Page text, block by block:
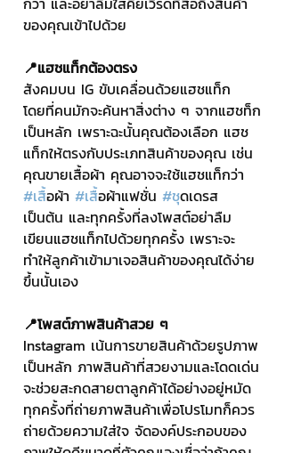
ของคุณเข้าไปด้วย
📍แฮชแท็กต้องตรง
สังคมบน IG ขับเคลื่อนด้วยแฮชแท็ก
โดยที่คนมักจะค้นหาสิ่งต่าง ๆ จากแฮชท็ก
เป็นหลัก เพราะฉะนั้นคุณต้องเลือก แฮช
แท็กให้ตรงกับประเภทสินค้าของคุณ เช่น
คุณขายเสื้อผ้า คุณอาจจะใช้แฮชแท็กว่า
#เสื้อผ้า #เสื้อผ้าแฟชั่น #ชุดเดรส
เป็นต้น และทุกครั้งที่ลงโพสต์อย่าลืม
เขียนแฮชแท็กไปด้วยทุกครั้ง เพราะจะ
ทำให้ลูกค้าเข้ามาเจอสินค้าของคุณได้ง่าย
ขึ้นนั้นเอง
📍โพสต์ภาพสินค้าสวย ๆ
Instagram เน้นการขายสินค้าด้วยรูปภาพ
เป็นหลัก ภาพสินค้าที่สวยงามและโดดเด่น
จะช่วยสะกดสายตาลูกค้าได้อย่างอยู่หมัด
ทุกครั้งที่ถ่ายภาพสินค้าเพื่อโปรโมทก็ควร
ถ่ายด้วยความใส่ใจ จัดองค์ประกอบของ